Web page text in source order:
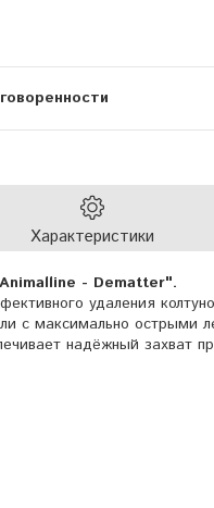
Характеристики
- Dematter".
удаления
с максимально острыми
надёжный захват